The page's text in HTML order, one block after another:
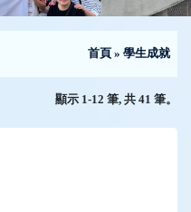
首頁 » 學生成就
顯示 1-12 筆, 共 41 筆。